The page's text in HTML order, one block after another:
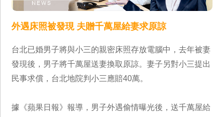
外遇床照被發現 夫贈千萬屋給妻求原諒
台北已婚男子將與小三的親密床照存放電腦中，去年被妻
發現後，男子將千萬屋送妻換取原諒。妻子另對小三提出
民事求償，台北地院判小三應賠40萬。
據《蘋果日報》報導，男子外遇偷情曝光後，送千萬屋給